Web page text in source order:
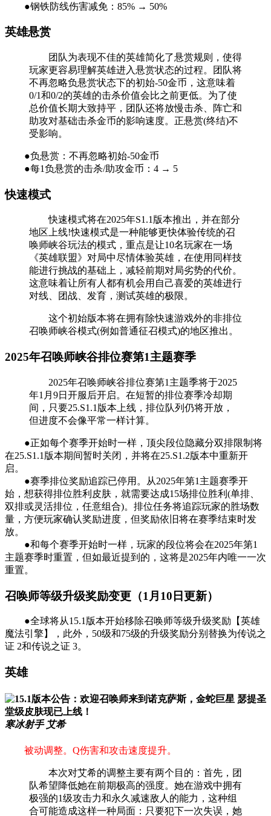
●钢铁防线伤害减免：85% → 50%
英雄悬赏
团队为表现不佳的英雄简化了悬赏规则，使得
玩家更容易理解英雄进入悬赏状态的过程。团队将
不再忽略负悬赏状态下的初始-50金币，这意味着
0/1和0/2的英雄的击杀价值会比之前更低。为了使
总价值长期大致持平，团队还将放慢击杀、阵亡和
助攻对基础击杀金币的影响速度。正悬赏(终结)不
受影响。
●负悬赏：不再忽略初始-50金币
●每1负悬赏的击杀/助攻金币：4 → 5
快速模式
快速模式将在2025年S1.1版本推出，并在部分
地区上线!快速模式是一种能够更快体验传统的召
唤师峡谷玩法的模式，重点是让10名玩家在一场
《英雄联盟》对局中尽情体验英雄，在使用同样技
能进行挑战的基础上，减轻前期对局劣势的代价。
这意味着让所有人都有机会用自己喜爱的英雄进行
对线、团战、发育，测试英雄的极限。
这个初始版本将在拥有除快速游戏外的非排位
召唤师峡谷模式(例如普通征召模式)的地区推出。
2025年召唤师峡谷排位赛第1主题赛季
2025年召唤师峡谷排位赛第1主题季将于2025
年1月9日开服后开启。在短暂的排位赛季冷却期
间，只要25.S1.1版本上线，排位队列仍将开放，
但进度不会像平常一样计算。
●正如每个赛季开始时一样，顶尖段位隐藏分双排限制将
在25.S1.1版本期间暂时关闭，并将在25.S1.2版本中重新开
启。
●赛季排位奖励追踪已停用。从2025年第1主题赛季开
始，想获得排位胜利皮肤，就需要达成15场排位胜利(单排、
双排或灵活排位，任意组合)。排位任务将追踪玩家的胜场数
量，方便玩家确认奖励进度，但奖励依旧将在赛季结束时发
放。
●和每个赛季开始时一样，玩家的段位将会在2025年第1
主题赛季时重置，但如最近提到的，这将是2025年内唯一一次
重置。
召唤师等级升级奖励变更（1月10日更新）
●全球将从15.1版本开始移除召唤师等级升级奖励【英雄
魔法引擎】，此外，50级和75级的升级奖励分别替换为传说之
证 2和传说之证 3。
英雄
寒冰射手 艾希
被动调整。Q伤害和攻击速度提升。
本次对艾希的调整主要有两个目的：首先，团
队希望降低她在前期极高的强度。她在游戏中拥有
极强的1级攻击力和永久减速敌人的能力，这种组
合可能造成这样一种局面：只要犯下一次失误，她